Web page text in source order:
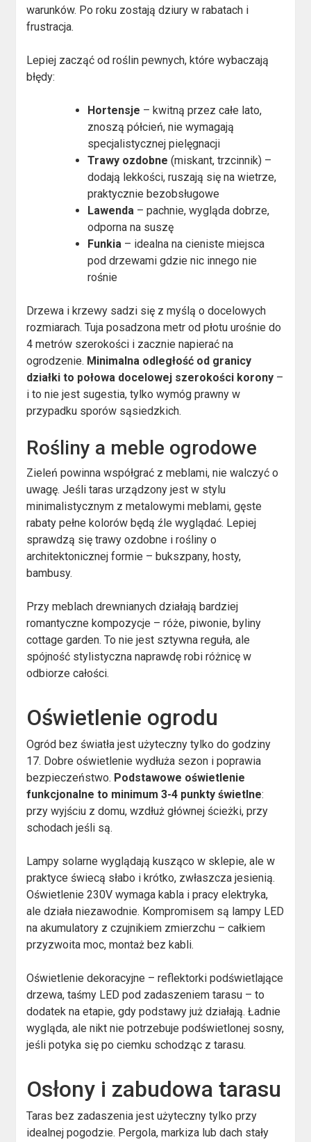
warunków. Po roku zostają dziury w rabatach i
frustracja.
Lepiej zacząć od roślin pewnych, które wybaczają
błędy:
Hortensje – kwitną przez całe lato,
znoszą półcień, nie wymagają
specjalistycznej pielęgnacji
Trawy ozdobne (miskant, trzcinnik) –
dodają lekkości, ruszają się na wietrze,
praktycznie bezobsługowe
Lawenda – pachnie, wygląda dobrze,
odporna na suszę
Funkia – idealna na cieniste miejsca
pod drzewami gdzie nic innego nie
rośnie
Drzewa i krzewy sadzi się z myślą o docelowych
rozmiarach. Tuja posadzona metr od płotu urośnie do
4 metrów szerokości i zacznie napierać na
ogrodzenie. Minimalna odległość od granicy
działki to połowa docelowej szerokości korony –
i to nie jest sugestia, tylko wymóg prawny w
przypadku sporów sąsiedzkich.
Rośliny a meble ogrodowe
Zieleń powinna współgrać z meblami, nie walczyć o
uwagę. Jeśli taras urządzony jest w stylu
minimalistycznym z metalowymi meblami, gęste
rabaty pełne kolorów będą źle wyglądać. Lepiej
sprawdzą się trawy ozdobne i rośliny o
architektonicznej formie – bukszpany, hosty,
bambusy.
Przy meblach drewnianych działają bardziej
romantyczne kompozycje – róże, piwonie, byliny
cottage garden. To nie jest sztywna reguła, ale
spójność stylistyczna naprawdę robi różnicę w
odbiorze całości.
Oświetlenie ogrodu
Ogród bez światła jest użyteczny tylko do godziny
17. Dobre oświetlenie wydłuża sezon i poprawia
bezpieczeństwo. Podstawowe oświetlenie
funkcjonalne to minimum 3-4 punkty świetlne:
przy wyjściu z domu, wzdłuż głównej ścieżki, przy
schodach jeśli są.
Lampy solarne wyglądają kusząco w sklepie, ale w
praktyce świecą słabo i krótko, zwłaszcza jesienią.
Oświetlenie 230V wymaga kabla i pracy elektryka,
ale działa niezawodnie. Kompromisem są lampy LED
na akumulatory z czujnikiem zmierzchu – całkiem
przyzwoita moc, montaż bez kabli.
Oświetlenie dekoracyjne – reflektorki podświetlające
drzewa, taśmy LED pod zadaszeniem tarasu – to
dodatek na etapie, gdy podstawy już działają. Ładnie
wygląda, ale nikt nie potrzebuje podświetlonej sosny,
jeśli potyka się po ciemku schodząc z tarasu.
Osłony i zabudowa tarasu
Taras bez zadaszenia jest użyteczny tylko przy
idealnej pogodzie. Pergola, markiza lub dach stały